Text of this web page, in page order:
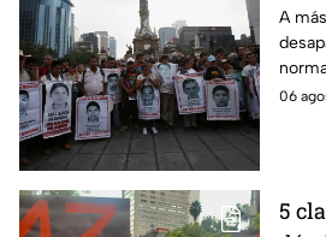
A
se ha
06
5